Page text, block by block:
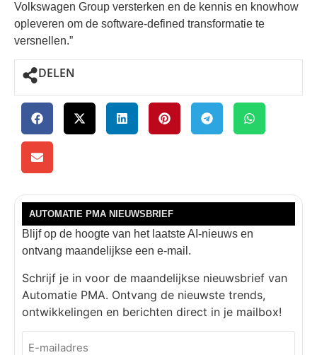
Volkswagen Group versterken en de kennis en knowhow
opleveren om de software-defined transformatie te
versnellen.”
DELEN
AUTOMATIE PMA NIEUWSBRIEF
Blijf op de hoogte van het laatste AI-nieuws en
ontvang maandelijkse een e-mail.
Schrijf je in voor de maandelijkse nieuwsbrief van
Automatie PMA. Ontvang de nieuwste trends,
ontwikkelingen en berichten direct in je mailbox!
E-
mailadres